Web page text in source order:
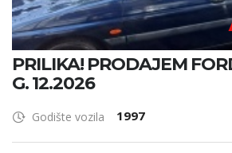
PRILIKA! PRODAJEM
G. 12.2026
Godište vozila 1997